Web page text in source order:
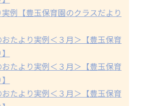
例【豊玉保育園のクラスだより
おたより実例＜３月＞【豊玉保育
おたより実例＜３月＞【豊玉保育
おたより実例＜３月＞【豊玉保育